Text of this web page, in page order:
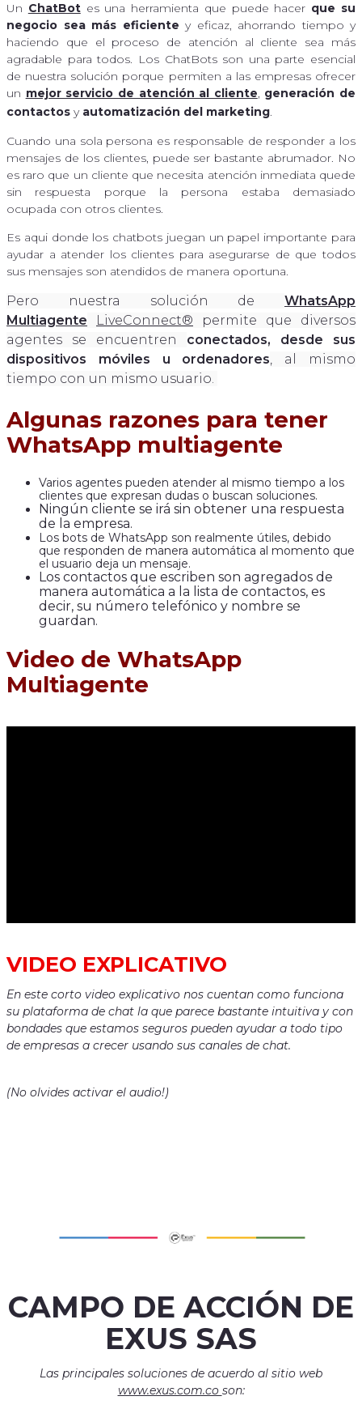
Un ChatBotes una herramienta que puede hacer que su
negocio sea más eficiente y eficaz, ahorrando tiempo y
haciendo que el proceso de atención al cliente sea más
agradable para todos. Los ChatBots son una parte esencial
de nuestra solución porque permiten a las empresas ofrecer
un mejor servicio de atención al cliente, generación de
contactos y automatización del marketing.
Cuando una sola persona es responsable de responder a los
mensajes de los clientes, puede ser bastante abrumador. No
es raro que un cliente que necesita atención inmediata quede
sin respuesta porque la persona estaba demasiado
ocupada con otros clientes.
Es aqui donde los chatbots juegan un papel importante para
ayudar a atender los clientes para asegurarse de que todos
sus mensajes son atendidos de manera oportuna.
Pero nuestra solución de WhatsApp
Multiagente
LiveConnect® permite que diversos
agentes se encuentren conectados, desde sus
dispositivos móviles u ordenadores, al mismo
tiempo con un mismo usuario.
Algunas razones para tener
WhatsApp multiagente
Varios agentes pueden atender al mismo tiempo a los
clientes que expresan dudas o buscan soluciones.
Ningún cliente se irá sin obtener una respuesta
de la empresa.
Los bots de WhatsApp son realmente útiles, debido
que responden de manera automática al momento que
el usuario deja un mensaje.
Los contactos que escriben son agregados de
manera automática a la lista de contactos, es
decir, su número telefónico y nombre se
guardan.
Video de WhatsApp
Multiagente
VIDEO EXPLICATIVO
En este corto video explicativo nos cuentan como funciona
su plataforma de chat la que parece bastante intuitiva y con
bondades que estamos seguros pueden ayudar a todo tipo
de empresas a crecer usando sus canales de chat.
(No olvides activar el audio!)
CAMPO DE ACCIÓN DE
EXUS SAS
Las principales soluciones de acuerdo al sitio web
www.exus.com.co son: